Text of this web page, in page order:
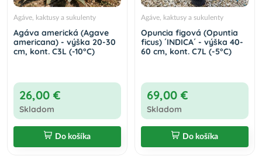
Agáve, kaktusy a sukulenty
Agáva americká (Agave
americana) - výška 20-30
cm, kont. C3L (-10°C)
26,00 €
Skladom
Do košíka
Agáve, kaktusy a sukulenty
Opuncia figová (Opuntia
ficus) ´INDICA´ - výška 40-
60 cm, kont. C7L (-5°C)
69,00 €
Skladom
Do košíka